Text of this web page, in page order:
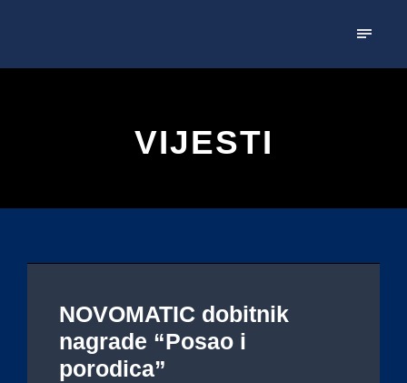
VIJESTI
NOVOMATIC dobitnik
nagrade “Posao i
porodica”